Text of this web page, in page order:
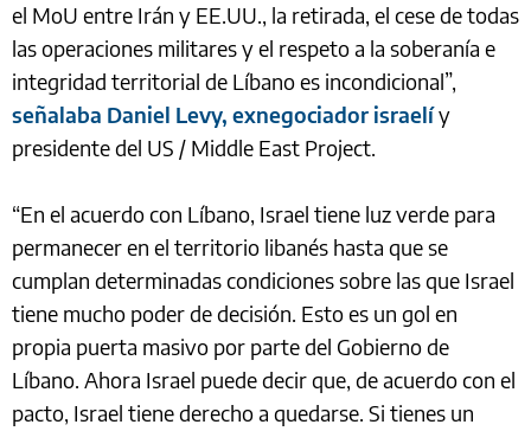
el MoU entre Irán y EE.UU., la retirada, el cese de todas
las operaciones militares y el respeto a la soberanía e
integridad territorial de Líbano es incondicional”,
señalaba Daniel Levy, exnegociador israelíy
presidente del US / Middle East Project.
“En el acuerdo con Líbano, Israel tiene luz verde para
permanecer en el territorio libanés hasta que se
cumplan determinadas condiciones sobre las que Israel
tiene mucho poder de decisión. Esto es un gol en
propia puerta masivo por parte del Gobierno de
Líbano. Ahora Israel puede decir que, de acuerdo con el
pacto, Israel tiene derecho a quedarse. Si tienes un